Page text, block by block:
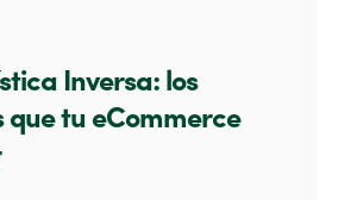
Inversa: los
que tu eCommerce